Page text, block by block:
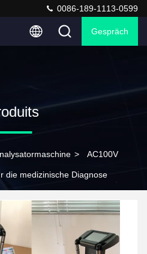
0086-189-1113-0599
Gespräch
> AC100V
die medizinische Diagnose